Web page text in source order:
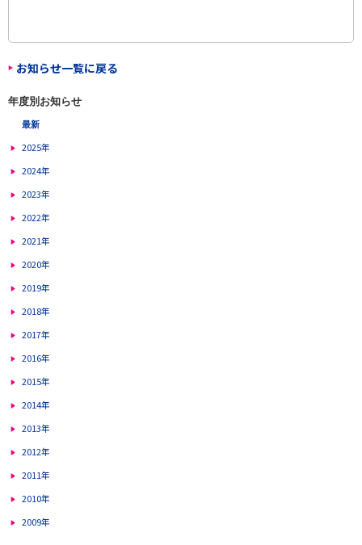
お知らせ一覧に戻る
年度別お知らせ
最新
2025年
2024年
2023年
2022年
2021年
2020年
2019年
2018年
2017年
2016年
2015年
2014年
2013年
2012年
2011年
2010年
2009年